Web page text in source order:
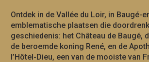
Ontdek in de Vallée du Loir, in Baugé-
emblematische plaatsen die
geschiedenis: het Château de Baugé,
de beroemde koning René, en de
l’Hôtel-Dieu, een van de mooiste van